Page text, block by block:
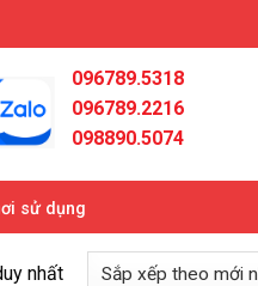
096789.5318
096789.2216
098890.5074
sử dụng
nhất